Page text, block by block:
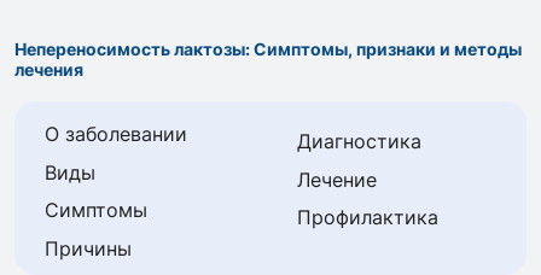
Непереносимость лактозы: Симптомы, признаки и методы
лечения
О заболевании
Виды
Симптомы
Причины
Диагностика
Лечение
Профилактика